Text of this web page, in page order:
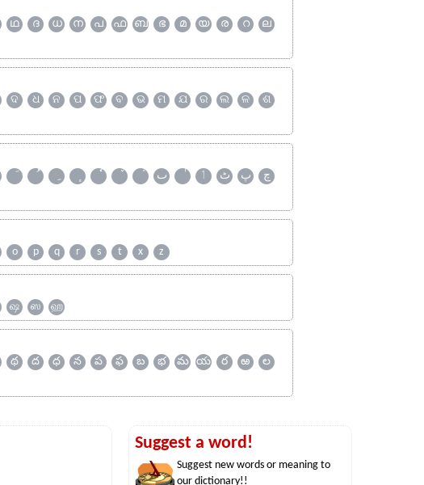
ഥ ദ ധ ന പ ഫ ബ ഭ മ യ ര റ
ല
ଦ ଧ ନ ପ ଫ ବ ଭ ମ ଯ ର ଲ ଳ
ଶ
ٮ ٲ ٹ پ
چ
o p q r s t x z
ஷ ஸ ஹ
థ ద ధ న ప ఫ బ భ మ య ర ఱ
ల
Suggest a word!
Suggest new words or meaning to
our dictionary!!